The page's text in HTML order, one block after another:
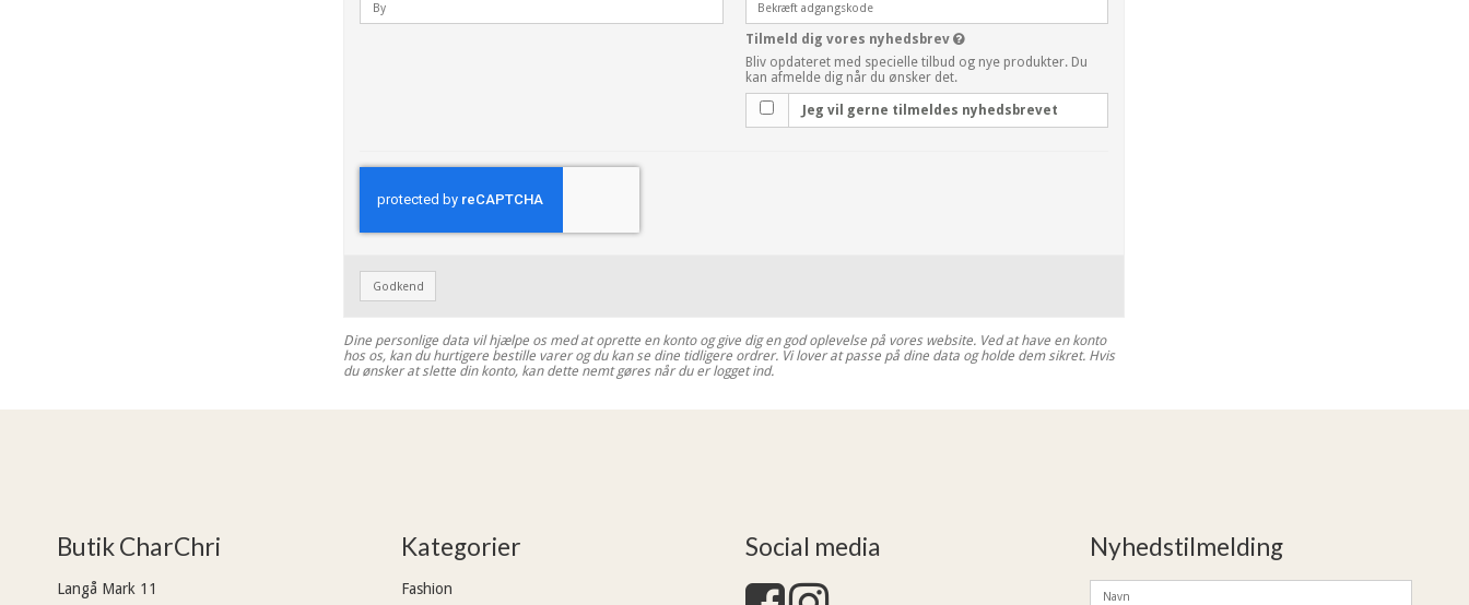
Tilmeld dig vores nyhedsbrev
Bliv opdateret med specielle tilbud og nye produkter. Du
kan afmelde dig når du ønsker det.
Jeg vil gerne tilmeldes nyhedsbrevet
Godkend
Dine personlige data vil hjælpe os med at oprette en konto og give dig en god oplevelse på vores website. Ved at have en konto
hos os, kan du hurtigere bestille varer og du kan se dine tidligere ordrer. Vi lover at passe på dine data og holde dem sikret. Hvis
du ønsker at slette din konto, kan dette nemt gøres når du er logget ind.
Butik CharChri
Langå Mark 11
Kategorier
Fashion
Social media Nyhedstilmelding